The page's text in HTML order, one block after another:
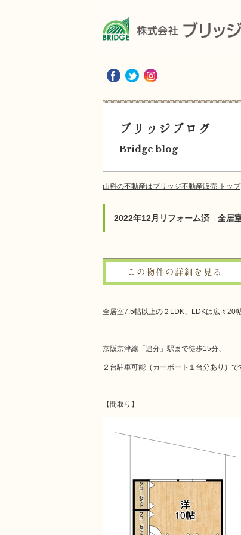
ブリッジブログ
Bridge blog
山科の不動産はブリッジ不動産販売 トップ
2022年12月リフォーム済 全居
この物件の詳細を見る
全居室7.5帖以上の２LDK、LDKは広々20
京阪京津線「追分」駅まで徒歩15分、
２台駐車可能（カーポート１台分あり）で
【間取り】